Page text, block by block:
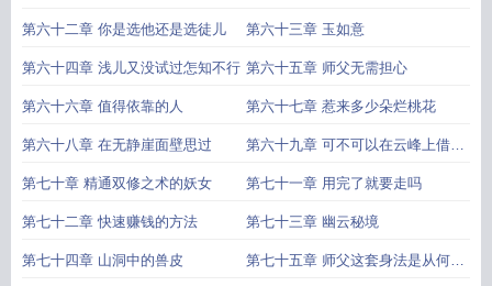
第六十二章 你是选他还是选徒儿 第六十三章 玉如意
第六十四章 浅儿又没试过怎知不行 第六十五章 师父无需担心
第六十六章 值得依靠的人 第六十七章 惹来多少朵烂桃花
第六十八章 在无静崖面壁思过 第六十九章 可不可以在云峰上借住
一宿
第七十章 精通双修之术的妖女 第七十一章 用完了就要走吗
第七十二章 快速赚钱的方法 第七十三章 幽云秘境
第七十四章 山洞中的兽皮 第七十五章 师父这套身法是从何处